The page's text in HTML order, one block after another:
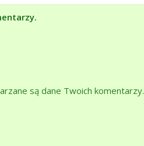
są dane Twoich komentarzy.